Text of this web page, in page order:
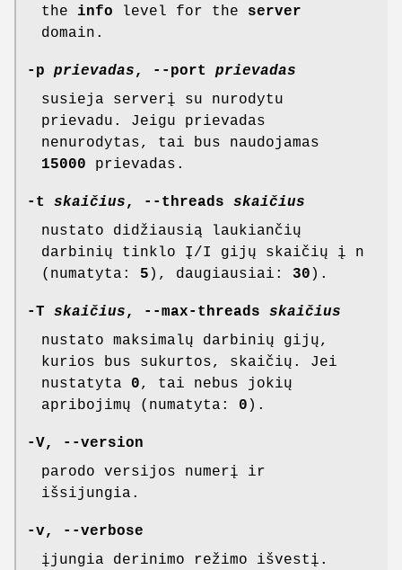
the info level for the server
domain.
-p prievadas, --port
prievadas
susieja serverį su nurodytu
prievadu. Jeigu prievadas
nenurodytas, tai bus naudojamas
15000 prievadas.
-t skaičius, --threads skaičius
nustato didžiausią laukiančių
darbinių tinklo Į/I gijų skaičių į n
(numatyta: 5 ), daugiausiai: 30 ).
-T skaičius, --max-threads skaičius
nustato maksimalų darbinių gijų,
kurios bus sukurtos, skaičių. Jei
nustatyta 0, tai nebus jokių
apribojimų (numatyta: 0 ).
-V, --version
parodo versijos numerį ir
išsijungia.
-v, --verbose
įjungia derinimo režimo išvestį.